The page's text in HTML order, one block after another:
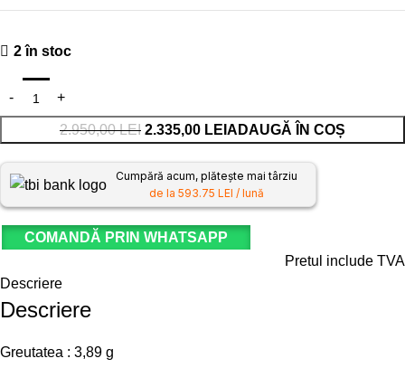
2 în stoc
2.950,00LEI 2.335,00 LEI ADAUGĂ ÎN COȘ
Cumpără acum, plătește mai târziu
de la 593.75 LEI / lună
COMANDĂ PRIN WHATSAPP
Pretul include TVA
Descriere
Descriere
Greutatea : 3,89 g